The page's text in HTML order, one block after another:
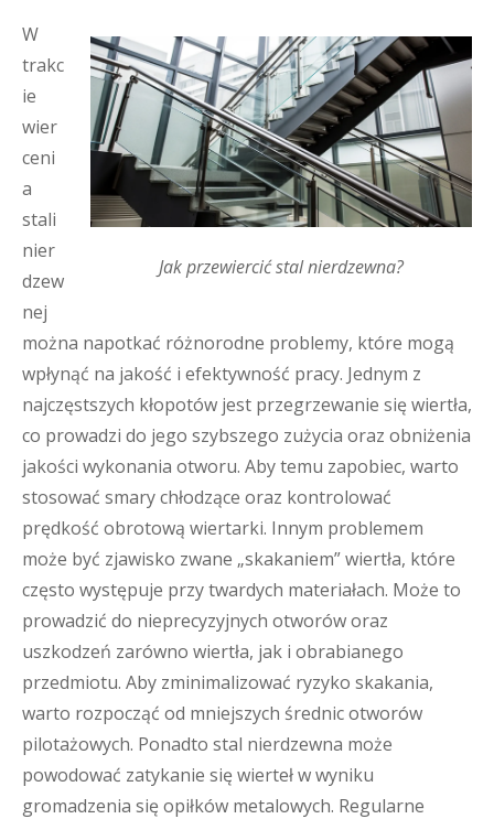
Jak przewiercić stal nierdzewna?
W
trakc
ie
wier
ceni
a
stali
nier
dzew
nej
można napotkać różnorodne problemy, które mogą
wpłynąć na jakość i efektywność pracy. Jednym z
najczęstszych kłopotów jest przegrzewanie się wiertła,
co prowadzi do jego szybszego zużycia oraz obniżenia
jakości wykonania otworu. Aby temu zapobiec, warto
stosować smary chłodzące oraz kontrolować
prędkość obrotową wiertarki. Innym problemem
może być zjawisko zwane „skakaniem” wiertła, które
często występuje przy twardych materiałach. Może to
prowadzić do nieprecyzyjnych otworów oraz
uszkodzeń zarówno wiertła, jak i obrabianego
przedmiotu. Aby zminimalizować ryzyko skakania,
warto rozpocząć od mniejszych średnic otworów
pilotażowych. Ponadto stal nierdzewna może
powodować zatykanie się wierteł w wyniku
gromadzenia się opiłków metalowych. Regularne